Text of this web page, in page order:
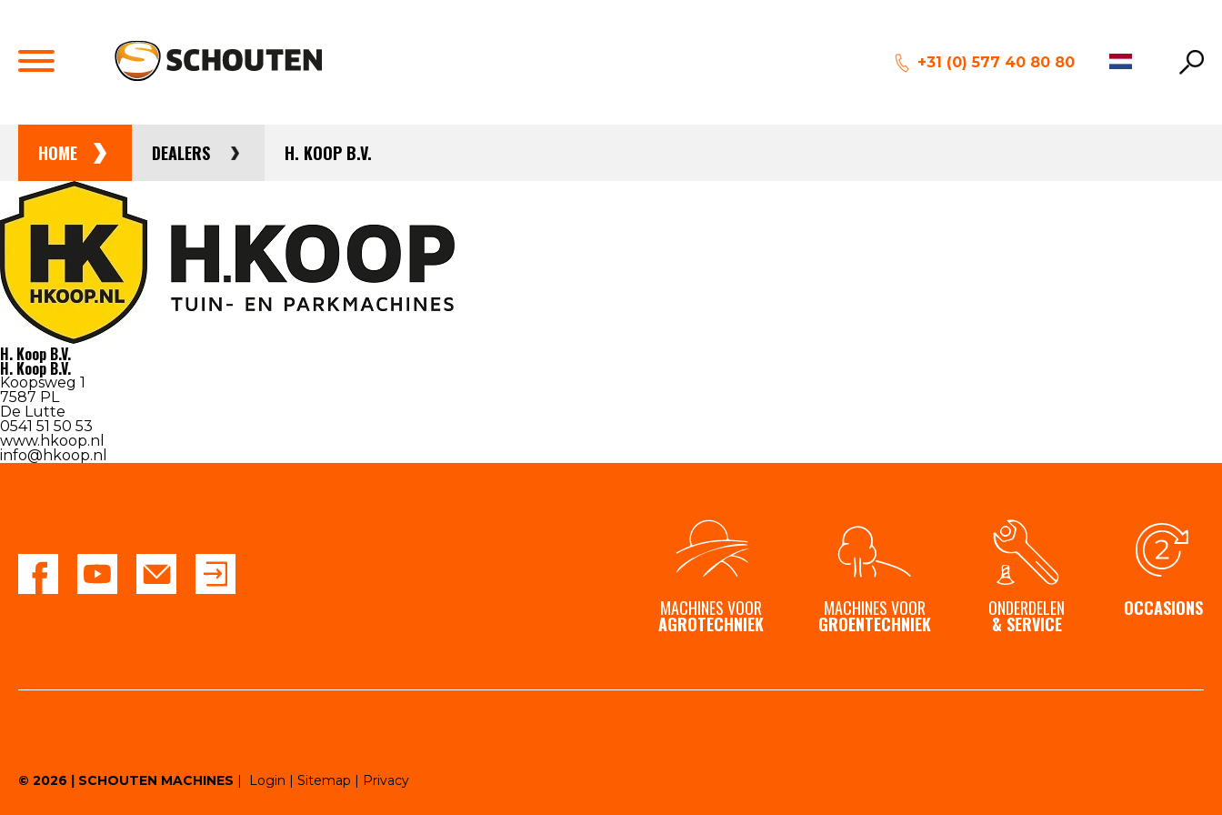
+31 (0) 577 40 80 80
Agrotechniek
Groentechniek
Onderdelen en service
Occasions
Over schouten
Nieuws
Dealers
HOME DEALERS H. KOOP B.V.
H. Koop B.V.
H. Koop B.V.
Koopsweg 1
7587 PL
De Lutte
0541 51 50 53
www.hkoop.nl
info@hkoop.nl
MACHINES VOOR
AGROTECHNIEK
MACHINES VOOR
GROENTECHNIEK
ONDERDELEN
& SERVICE
OCCASIONS
© 2026 | SCHOUTEN MACHINES | Login | Sitemap | Privacy